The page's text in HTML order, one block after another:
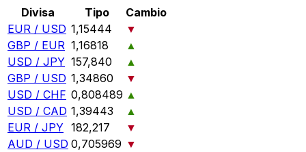
Divisa Tipo
Cambio
EUR / USD 1,15444
▼
GBP / EUR 1,16818
▲
USD / JPY 157,840
▲
GBP / USD 1,34860
▼
USD / CHF 0,808489 ▲
USD / CAD 1,39443
▲
EUR / JPY 182,217
▼
AUD / USD 0,705969 ▼